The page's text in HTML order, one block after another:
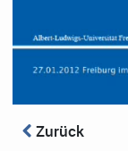
Zurück